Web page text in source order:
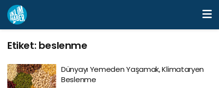
Etiket: beslenme
Dünyayı Yemeden Yaşamak, Klimataryen
Beslenme